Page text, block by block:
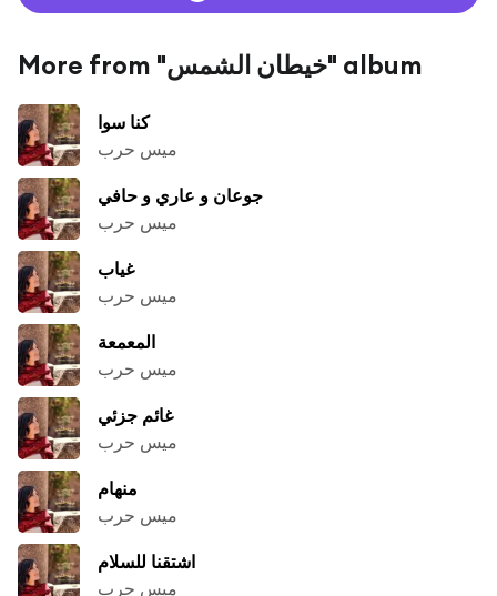
More from "خيطان الشمس" album
كنا سوا
ميس حرب
جوعان و عاري و حافي
ميس حرب
غياب
ميس حرب
المعمعة
ميس حرب
غائم جزئي
ميس حرب
منهام
ميس حرب
اشتقنا للسلام
ميس حرب